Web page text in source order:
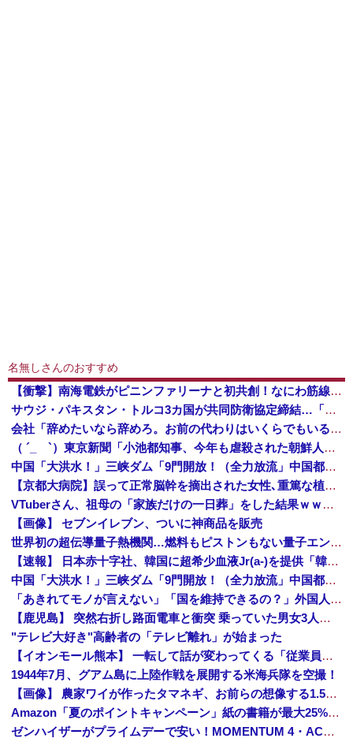
名無しさんのおすすめ
【衝撃】南海電鉄がピニンファリーナと初共創！なにわ筋線の新型特急が凄そう
サウジ・パキスタン・トルコ3カ国が共同防衛協定締結…「イスラム版NATO」指摘も！
会社「辞めたいなら辞めろ。お前の代わりはいくらでもいる」→結果ｗｗｗｗｗｗｗｗｗ
（ ´_ゝ`）東京新聞「小池都知事、今年も虐殺された朝鮮人犠牲者らを追悼文を送付しない意向。10年連続」
中国「大洪水！」三峡ダム「9門開放！（全力放流」中国都市「三峡沿線の道路水没」中国政府「高速道路封鎖！」中国ダム「緊急放流に合わせて開門（土砂崩れ発生」→
【京都大病院】誤って正常脳幹を摘出された女性､重篤な植物状態だが意識は正常で何かを思考していると判明
VTuberさん、祖母の「家族だけの一日葬」をした結果ｗｗｗｗｗｗｗ
【画像】 セブンイレブン、ついに神商品を販売
世界初の超伝導量子熱機関…燃料もピストンもない量子エンジンが回った！
【速報】 日本赤十字社、韓国に超希少血液Jr(a-)を提供「韓国内では適合する血液を確保できなかった」※今回で4回目
中国「大洪水！」三峡ダム「9門開放！（全力放流」中国都市「三峡沿線の道路水没」中国政府「高速道路封鎖！」中国ダム「緊急放流に合わせて開門（土砂崩れ発生」→
「あきれてモノが言えない」「国を維持できるの？」外国人の永住許可要件の厳格化で在日中国人の本音は？
【鹿児島】 突然右折し路面電車と衝突 乗っていた男女3人は車を放置しダッシュで逃走中
"テレビ大好き"高齢者の「テレビ離れ」が始まった
【イオンモール熊本】 一転して話が変わってくる「従業員の避難誘導の証言が複数」イオン側が社内規定に抵触していた疑い
1944年7月、グアム島に上陸作戦を展開する米海兵隊を空撮！
【画像】 農家ワイが作ったタマネギ、お前らの想像する1.5倍はデカいぞ
Amazon「夏のポイントキャンペーン」紙の書籍が最大25%ポイント還元 対象と条件を整理（2026年7月）
ゼンハイザーがプライムデーで安い！MOMENTUM 4・ACCENTUMなど対象モデルまとめ！